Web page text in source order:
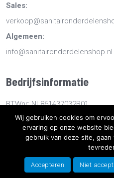
Sales:
Algemeen:
info@sanitaironderdelenshop.nl
Bedrijfsinformatie
BTWnr: NL861437032B01
KvKnr: 78527112
Bestellen en bezorgen -
Privacyverklaring- Ontwikkeld
Wij gebruiken cookies om
ervaring op onze website
gebruik van deze site,
Accepteren Niet